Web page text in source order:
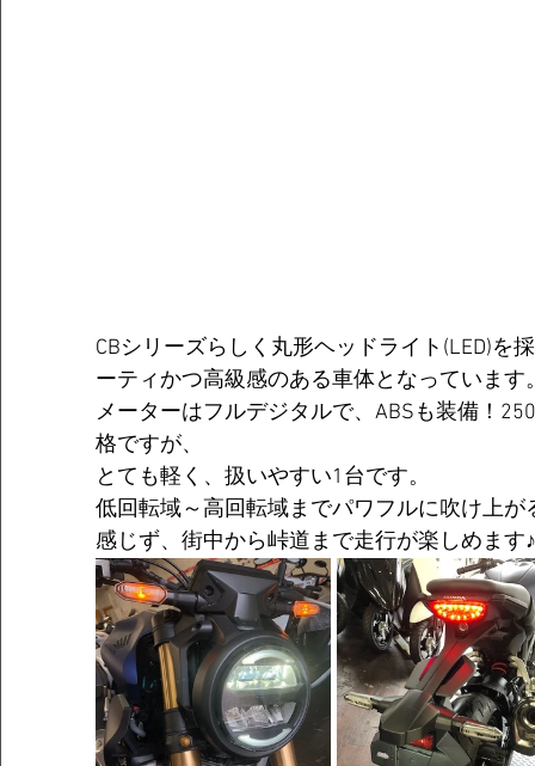
CBシリーズらしく丸形ヘッドライト(LED)を
ーティかつ高級感のある車体となっています
メーターはフルデジタルで、ABSも装備！
格ですが、
とても軽く、扱いやすい1台です。
低回転域～高回転域までパワフルに吹け上
感じず、街中から峠道まで走行が楽しめます♪